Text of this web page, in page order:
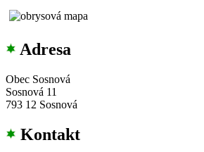
Adresa
Obec Sosnová
Sosnová 11
793 12 Sosnová
Kontakt